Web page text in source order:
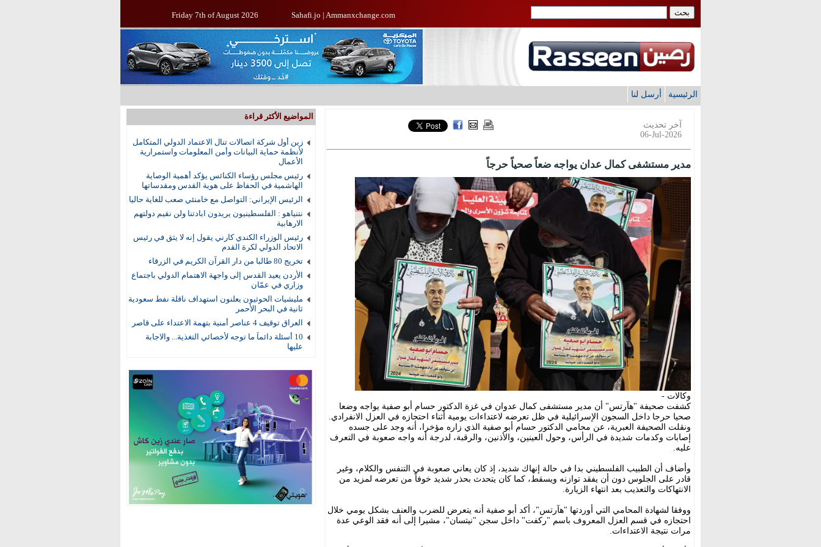
Friday 7th of August 2026 Sahafi.jo | Ammanxchange.com
الرئيسية أرسل لنا
المواضيع الأكثر قراءة
زين أول شركة اتصالات تنال الاعتماد الدولي المتكامل
لأنظمة حماية البيانات وأمن المعلومات واستمرارية
الأعمال
رئيس مجلس رؤساء الكنائس يؤكد أهمية الوصاية
الهاشمية في الحفاظ على هوية القدس ومقدساتها
الرئيس الإيراني: التواصل مع خامنئي صعب للغاية حاليا
نتنياهو : الفلسطينيون يريدون ابادتنا ولن نقيم دولتهم
الارهابية
رئيس الوزراء الكندي كارني يقول إنه لا يثق في رئيس
الاتحاد الدولي لكرة القدم
تخريج 80 طالبا من دار القرآن الكريم في الزرقاء
الأردن يعيد القدس إلى واجهة الاهتمام الدولي باجتماع
وزاري في عمّان
مليشيات الحوثيون يعلنون استهداف ناقلة نفط سعودية
ثانية في البحر الأحمر
العراق توقيف 4 عناصر أمنية بتهمة الاعتداء على قاصر
10 أسئلة دائماً ما توجه لأخصائي التغذية... والاجابة
عليها
آخر تحديث
06-Jul-2026
مدير مستشفى كمال عدان يواجه ضعاً صحياً حرجاً
وكالات -
كشفت صحيفة "هآرتس" أن مدير مستشفى كمال عدوان في غزة الدكتور حسام أبو صفية يواجه وضعا
صحيا حرجا داخل السجون الإسرائيلية في ظل تعرضه لاعتداءات يومية أثناء احتجازه في العزل الانفرادي.
ونقلت الصحيفة العبرية، عن محامي الدكتور حسام أبو صفية الذي زاره مؤخرا، أنه وجد على جسده
إصابات وكدمات شديدة في الرأس، وحول العينين، والأذنين، والرقبة، لدرجة أنه واجه صعوبة في التعرف
عليه.
وأضاف أن الطبيب الفلسطيني بدا في حالة إنهاك شديد، إذ كان يعاني صعوبة في التنفس والكلام، وغير
قادر على الجلوس دون أن يفقد توازنه ويسقط، كما كان يتحدث بحذر شديد خوفاً من تعرضه لمزيد من
الانتهاكات والتعذيب بعد انتهاء الزيارة.
ووفقا لشهادة المحامي التي أوردتها "هآرتس"، أكد أبو صفية أنه يتعرض للضرب والعنف بشكل يومي خلال
احتجازه في قسم العزل المعروف باسم "ركفت" داخل سجن "نيتسان"، مشيرا إلى أنه فقد الوعي عدة
مرات نتيجة الاعتداءات.